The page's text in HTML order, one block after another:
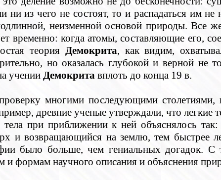
из чего не состоят, то и распадаться им не
неизменной основой природы. Все
когда атомы, составляющие его,
теория Демокрита, как видим,
но оказалась глубокой и верной не
учении Демокрита вплоть до конца 19 в.
многими последующими столетиями,
древние ученые утверждали, что легкие
при приближении к ней объяснялось
и возвращающийся на землю, тем быстрее
было больше, чем гениальных догадок. С
и формам научного описания и объяснения